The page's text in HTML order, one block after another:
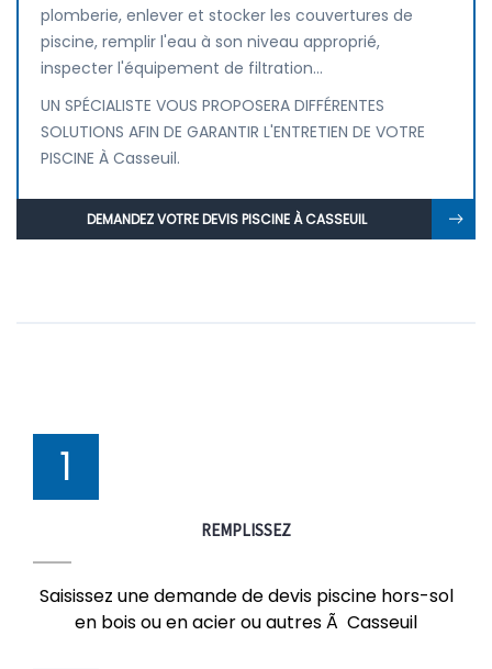
plomberie, enlever et stocker les couvertures de
piscine, remplir l'eau à son niveau approprié,
inspecter l'équipement de filtration...
UN SPÉCIALISTE VOUS PROPOSERA DIFFÉRENTES
SOLUTIONS AFIN DE GARANTIR L'ENTRETIEN DE VOTRE
PISCINE À Casseuil.
DEMANDEZ VOTRE DEVIS PISCINE À CASSEUIL
1
REMPLISSEZ
Saisissez une demande de devis piscine hors-sol
en bois ou en acier ou autres Ã Casseuil